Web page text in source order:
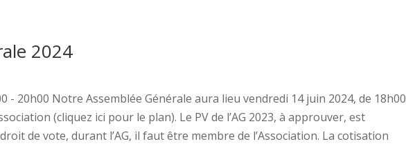
2024
- 20h00 Notre Assemblée Générale aura lieu vendredi 14 juin 2024, de 18h00
(cliquez ici pour le plan). Le PV de l’AG 2023, à approuver, est
de vote, durant l’AG, il faut être membre de l’Association. La cotisation